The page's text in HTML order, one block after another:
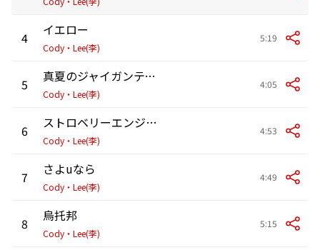
4 イエロー
Cody・Lee(李)
5:19
5 真夏のジャイガンティック
Cody・Lee(李)
4:05
6 ストロベリーエンジェル ～Don't Say Goodbye～
Cody・Lee(李)
4:53
7 さよuなら
Cody・Lee(李)
4:49
8 烏托邦
Cody・Lee(李)
5:15